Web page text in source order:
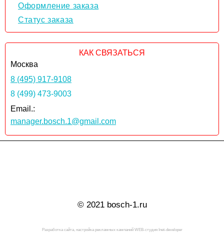
Оформление заказа
Статус заказа
КАК СВЯЗАТЬСЯ
Москва
8 (495) 917-9108
8 (499) 473-9003
Email.:
manager.bosch.1@gmail.com
© 2021 bosch-1.ru
Разработка сайта, настройка рекламных кампаний WEB-студия Inet-developer